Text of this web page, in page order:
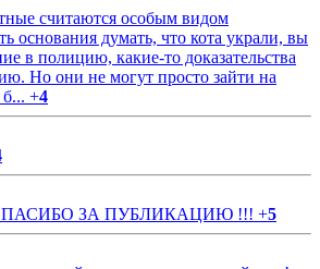
считаются особым видом
основания думать, что кота украли, вы
в полицию, какие-то доказательства
Но они не могут просто зайти на
+4
ЗА ПУБЛИКАЦИЮ !!! +5